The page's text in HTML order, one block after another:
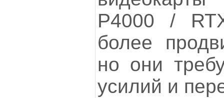
P4000 /
более
но они
усилий и